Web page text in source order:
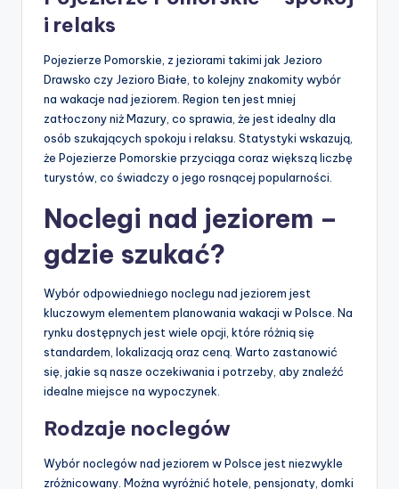
i relaks
Pojezierze Pomorskie, z jeziorami takimi jak Jezioro
Drawsko czy Jezioro Białe, to kolejny znakomity wybór
na wakacje nad jeziorem. Region ten jest mniej
zatłoczony niż Mazury, co sprawia, że jest idealny dla
osób szukających spokoju i relaksu. Statystyki wskazują,
że Pojezierze Pomorskie przyciąga coraz większą liczbę
turystów, co świadczy o jego rosnącej popularności.
Noclegi nad jeziorem –
gdzie szukać?
Wybór odpowiedniego noclegu nad jeziorem jest
kluczowym elementem planowania wakacji w Polsce. Na
rynku dostępnych jest wiele opcji, które różnią się
standardem, lokalizacją oraz ceną. Warto zastanowić
się, jakie są nasze oczekiwania i potrzeby, aby znaleźć
idealne miejsce na wypoczynek.
Rodzaje noclegów
Wybór noclegów nad jeziorem w Polsce jest niezwykle
zróżnicowany. Można wyróżnić hotele, pensjonaty, domki